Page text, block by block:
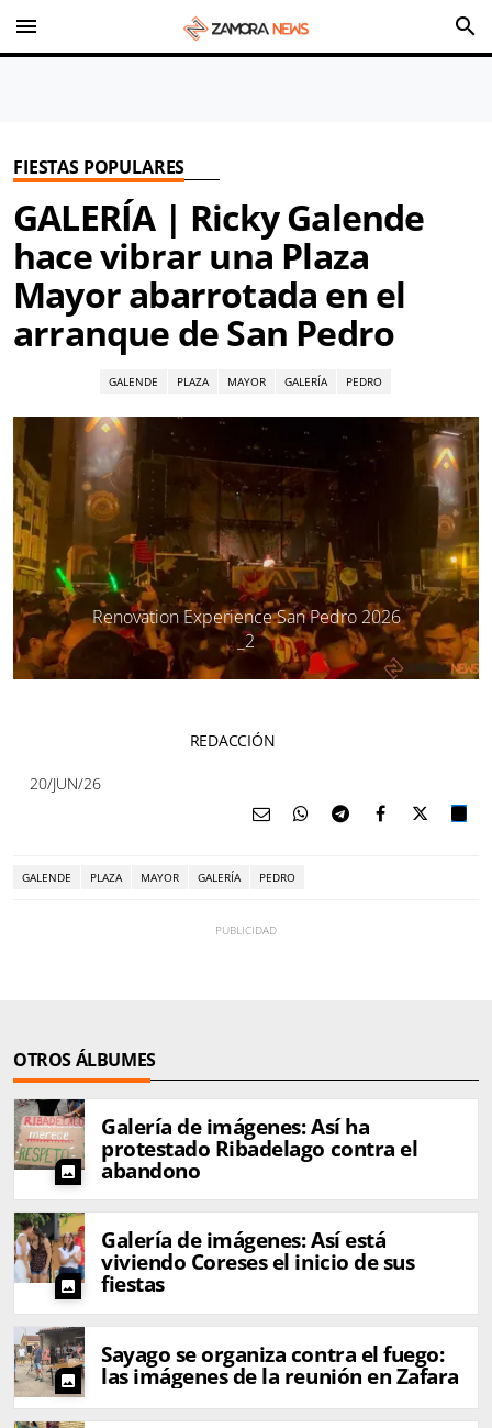
menu search
FIESTAS POPULARES
GALERÍA | Ricky Galende
hace vibrar una Plaza
Mayor abarrotada en el
arranque de San Pedro
GALENDE PLAZA MAYOR GALERÍA PEDRO
Renovation Experience San Pedro 2026
_2
REDACCIÓN
20/JUN/26
GALENDE PLAZA MAYOR GALERÍA PEDRO
OTROS ÁLBUMES
photo
Galería de imágenes: Así ha
protestado Ribadelago contra el
abandono
photo
Galería de imágenes: Así está
viviendo Coreses el inicio de sus
fiestas
photo
Sayago se organiza contra el fuego:
las imágenes de la reunión en Zafara